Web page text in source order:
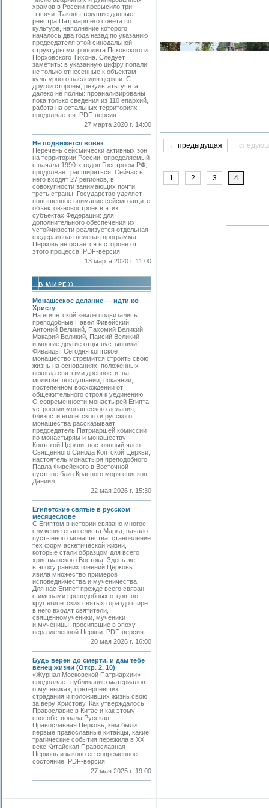
храмов в России превысило три
тысячи. Таковы текущие данные
реестра Патриаршего совета по
культуре, наполнение которого
началось два года назад по указанию
председателя этой синодальной
структуры митрополита Псковского и
Порховского Тихона. Следует
заметить: в указанную цифру попали
не только отнесенные к объектам
культурного наследия церкви. С
другой стороны, результаты учета
далеко не полны: проанализированы
пока только сведения из 110 епархий,
работа на остальных территориях
продолжается. PDF-версия
27 марта 2020 г. 14:00
Не подвижется вовек
Перечень сейсмически активных зон
на территории России, определяемый
с начала 1990-х годов Госстроем РФ,
продолжает расширяться. Сейчас в
него входят 27 регионов, в
совокупности занимающих почти
треть страны. Государство уделяет
повышенное внимание сейсмозащите
объектов-новостроек в этих
субъектах Федерации: для
дополнительного обеспечения их
устойчивости реализуется отдельная
федеральная целевая программа.
Церковь не остается в стороне от
этого процесса. PDF-версия
13 марта 2020 г. 11:00
Монашеское делание — идти ко
Христу
На египетской земле подвизались
преподобные Павел Фивейский,
Антоний Великий, Пахомий Великий,
Макарий Великий, Паисий Великий
и многие другие отцы-пустынники
Фиваиды. Сегодня коптское
монашество стремится строить свою
жизнь на основаниях, положенных
некогда святыми древности: на
молитве, послушании, покаянии,
постепенном восхождении от
общежительного строя к уединению.
О современности монастырей Египта,
устроении монашеского делания,
близости египетского и русского
монашества рассказывает
председатель Патриаршей комиссии
по монастырям и монашеству
Коптской Церкви, постоянный член
Священного Синода Коптской Церкви,
настоятель монастыря преподобного
Павла Фивейского в Восточной
пустыне близ Красного моря епископ
Даниил.
22 мая 2026 г. 15:30
Египетские святые в русском
месяцеслове
С Египтом в истории связано многое:
служение евангелиста Марка, начало
пустынного монашества, становление
тех форм аскетической жизни,
которые стали образцом для всего
христианского Востока. Здесь же
в эпоху ранних гонений Церковь
явила множество примеров
исповедничества и мученичества.
Для нас Египет прежде всего связан
с именами преподобных отцов, но
круг египетских святых гораздо шире:
в него входят святители,
священномученики, мученики
и мученицы, просиявшие в эпоху
неразделенной Церкви. PDF-версия.
20 мая 2026 г. 16:00
Будь верен до смерти, и дам тебе
венец жизни (Откр. 2, 10)
«Журнал Московской Патриархии»
продолжает публикацию материалов
о мучениках, претерпевших
страдания и положивших жизнь свою
за веру Христову. Как утверждалось
Православие в Китае и как этому
способствовала Русская
Православная Церковь, кем были
первые православные китайцы, какие
трагические события пережила в XX
веке Китайская Православная
Церковь и каково ее современное
состояние. PDF-версия.
27 мая 2025 г. 19:00
← предыдущая
1 2 3 4